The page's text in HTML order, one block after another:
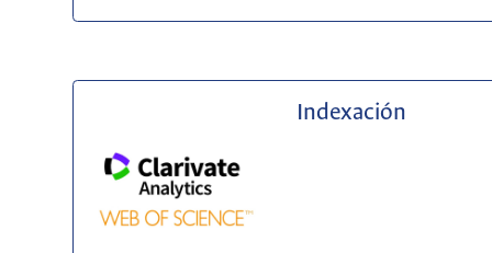
Indexación